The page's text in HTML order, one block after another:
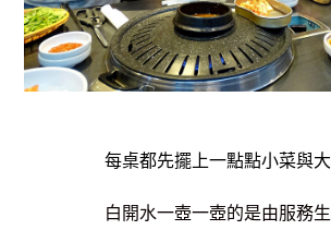
每桌都先擺上一點點小菜與大
白開水一壺一壺的是由服務生